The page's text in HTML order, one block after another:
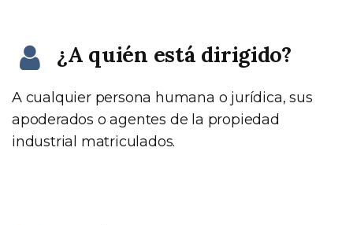
¿A quién está dirigido?
A cualquier persona humana o jurídica, sus
apoderados o agentes de la propiedad
industrial matriculados.